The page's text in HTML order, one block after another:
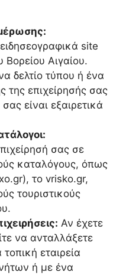
site
Αιγαίου.
δελτίο τύπου ή ένα
της επιχείρησής σας
είναι εξαιρετικά
σας σε
καταλόγους, όπως
το vrisko.gr,
τουριστικούς
Αν έχετε
να ανταλλάξετε
εταιρεία
ή με ένα